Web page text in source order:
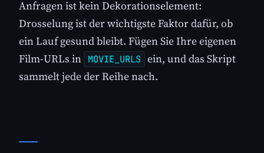
Anfragen ist kein Dekorationselement:
Drosselung ist der wichtigste Faktor dafür, ob
ein Lauf gesund bleibt. Fügen Sie Ihre eigenen
Film-URLs in MOVIE_URLS ein, und das Skript
sammelt jede der Reihe nach.